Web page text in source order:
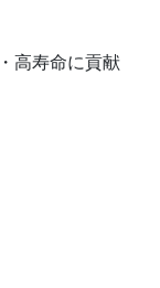
高寿命に貢献